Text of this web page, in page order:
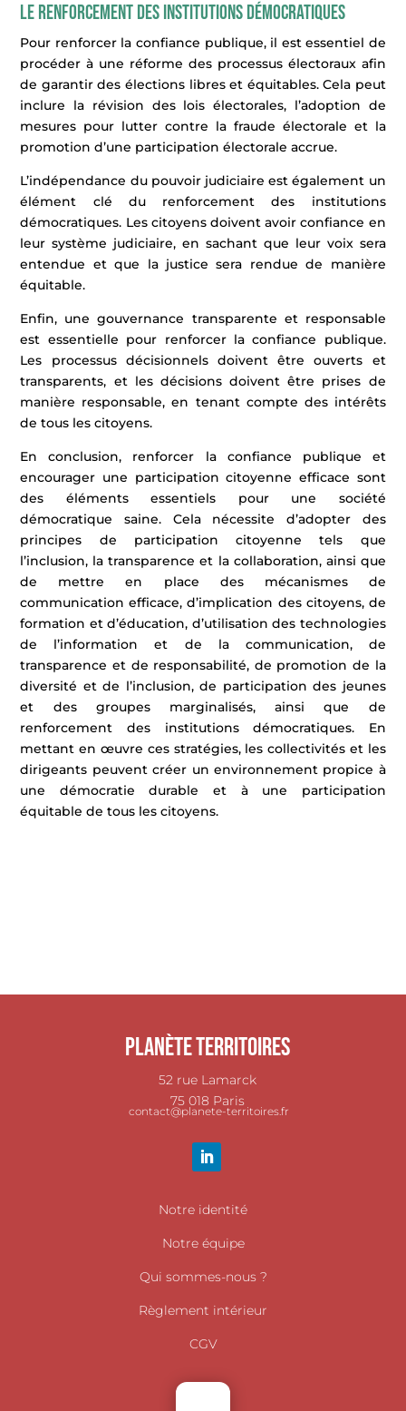
Le renforcement des institutions démocratiques
Pour renforcer la confiance publique, il est essentiel de
procéder à une réforme des processus électoraux afin
de garantir des élections libres et équitables. Cela peut
inclure la révision des lois électorales, l’adoption de
mesures pour lutter contre la fraude électorale et la
promotion d’une participation électorale accrue.
L’indépendance du pouvoir judiciaire est également un
élément clé du renforcement des institutions
démocratiques. Les citoyens doivent avoir confiance en
leur système judiciaire, en sachant que leur voix sera
entendue et que la justice sera rendue de manière
équitable.
Enfin, une gouvernance transparente et responsable
est essentielle pour renforcer la confiance publique.
Les processus décisionnels doivent être ouverts et
transparents, et les décisions doivent être prises de
manière responsable, en tenant compte des intérêts
de tous les citoyens.
En conclusion, renforcer la confiance publique et
encourager une participation citoyenne efficace sont
des éléments essentiels pour une société
démocratique saine. Cela nécessite d’adopter des
principes de participation citoyenne tels que
l’inclusion, la transparence et la collaboration, ainsi que
de mettre en place des mécanismes de
communication efficace, d’implication des citoyens, de
formation et d’éducation, d’utilisation des technologies
de l’information et de la communication, de
transparence et de responsabilité, de promotion de la
diversité et de l’inclusion, de participation des jeunes
et des groupes marginalisés, ainsi que de
renforcement des institutions démocratiques. En
mettant en œuvre ces stratégies, les collectivités et les
dirigeants peuvent créer un environnement propice à
une démocratie durable et à une participation
équitable de tous les citoyens.
Planète Territoires
52 rue Lamarck
75 018 Paris
contact@planete-territoires.fr
Notre identité
Notre équipe
Qui sommes-nous ?
Règlement intérieur
CGV